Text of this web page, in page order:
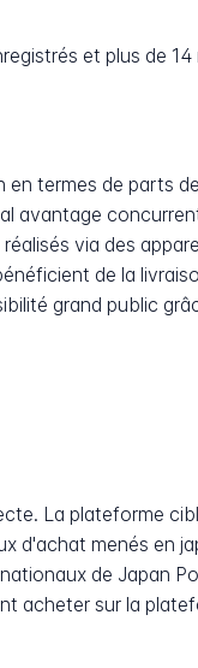
et plus de
termes de parts
avantage
via des
de la
grand public
La plateforme
d'achat menés en
de Japan
acheter sur la